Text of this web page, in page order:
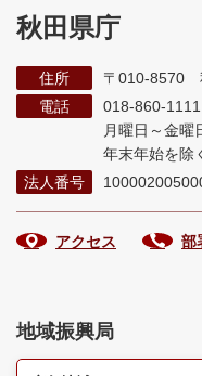
秋田県庁
住所
〒010-8570
電話
018-860-1111
月曜日～金曜
年末年始を除
法人番号
アクセス 部
地域振興局